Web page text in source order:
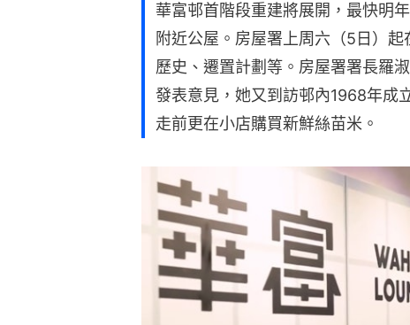
華富邨首階段重建將展開，最快明
附近公屋。房屋署上周六（5日）
歷史、遷置計劃等。房屋署署長羅
發表意見，她又到訪邨內1968年成
走前更在小店購買新鮮絲苗米。